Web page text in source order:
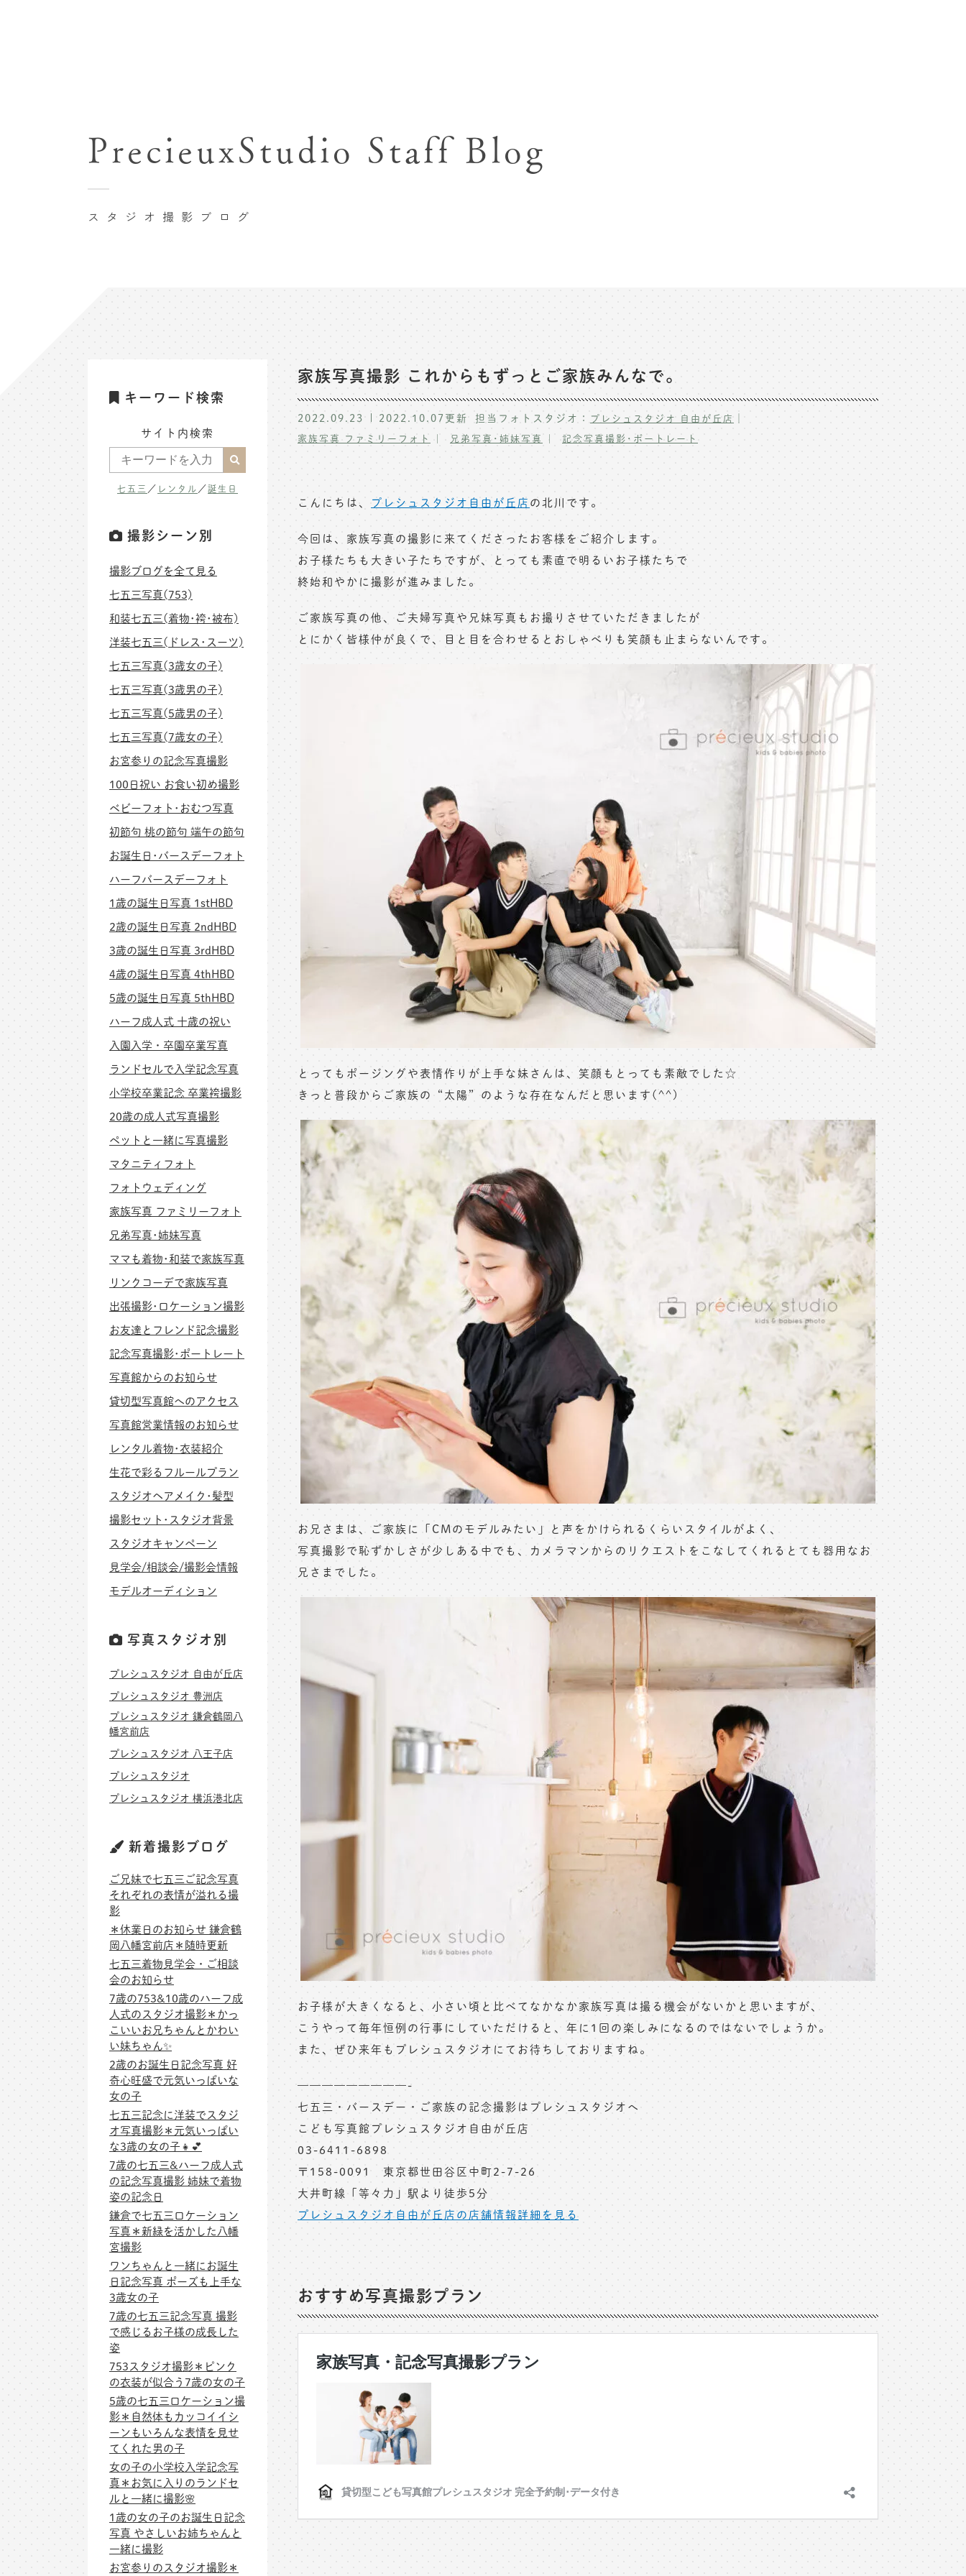
卒業袴･卒業写真撮影
入園入学･卒園卒業記念撮影
ハーフ成人式･10歳の祝い記念撮影
マタニティフォト撮影
自由が丘店
八王子店
横浜港北店 et Fleur
スタジオ撮影ブログ
PrecieuxStudio Staff Blog
家族写真撮影 これからもずっとご家族みんなで。
2022.09.23 2022.10.07 更新 担当フォトスタジオ： プレシュスタジオ 自由が丘店 ｜
家族写真 ファミリーフォト 兄弟写真･姉妹写真 記念写真撮影･ポートレート
こんにちは、 プレシュスタジオ自由が丘店の北川です。
今回は、家族写真の撮影に来てくださったお客様をご紹介します。
お子様たちも大きい子たちですが、とっても素直で明るいお子様たちで
終始和やかに撮影が進みました。
ご家族写真の他、ご夫婦写真や兄妹写真もお撮りさせていただきましたが
とにかく皆様仲が良くで、目と目を合わせるとおしゃべりも笑顔も止まらないんです。
とってもポージングや表情作りが上手な妹さんは、笑顔もとっても素敵でした☆
きっと普段からご家族の“太陽”のような存在なんだと思います(^^)
お兄さまは、ご家族に「CMのモデルみたい」と声をかけられるくらいスタイルがよく、
写真撮影で恥ずかしさが少しある中でも、カメラマンからのリクエストをこなしてくれるとても器用なお
兄さまでした。
お子様が大きくなると、小さい頃と比べてなかなか家族写真は撮る機会がないかと思いますが、
こうやって毎年恒例の行事にしていただけると、年に1回の楽しみになるのではないでしょうか。
また、ぜひ来年もプレシュスタジオにてお待ちしておりますね。
—————————-
七五三・バースデー・ご家族の記念撮影はプレシュスタジオへ
こども写真館プレシュスタジオ自由が丘店
03-6411-6898
〒158-0091 東京都世田谷区中町2-7-26
大井町線「等々力」駅より徒歩5分
プレシュスタジオ自由が丘店の店舗情報詳細を見る
おすすめ写真撮影プラン
キーワード検索
サイト内検索
七五三 ／ レンタル ／誕生日
撮影シーン別
撮影ブログを全て見る
七五三写真(753)
和装七五三(着物･袴･被布)
洋装七五三(ドレス･スーツ)
七五三写真(3歳女の子)
七五三写真(3歳男の子)
七五三写真(5歳男の子)
七五三写真(7歳女の子)
お宮参りの記念写真撮影
100日祝い お食い初め撮影
ベビーフォト･おむつ写真
初節句 桃の節句 端午の節句
お誕生日･バースデーフォト
ハーフバースデーフォト
1歳の誕生日写真 1stHBD
2歳の誕生日写真 2ndHBD
3歳の誕生日写真 3rdHBD
4歳の誕生日写真 4thHBD
5歳の誕生日写真 5thHBD
ハーフ成人式 十歳の祝い
入園入学・卒園卒業写真
ランドセルで入学記念写真
小学校卒業記念 卒業袴撮影
20歳の成人式写真撮影
ペットと一緒に写真撮影
マタニティフォト
フォトウェディング
家族写真 ファミリーフォト
兄弟写真･姉妹写真
ママも着物･和装で家族写真
リンクコーデで家族写真
出張撮影･ロケーション撮影
お友達とフレンド記念撮影
記念写真撮影･ポートレート
写真館からのお知らせ
貸切型写真館へのアクセス
写真館営業情報のお知らせ
レンタル着物･衣装紹介
生花で彩るフルールプラン
スタジオヘアメイク･髪型
撮影セット･スタジオ背景
スタジオキャンペーン
見学会/相談会/撮影会情報
モデルオーディション
写真スタジオ別
プレシュスタジオ 自由が丘店
プレシュスタジオ 豊洲店
プレシュスタジオ 鎌倉鶴岡八
幡宮前店
プレシュスタジオ 八王子店
プレシュスタジオ
プレシュスタジオ 横浜港北店
新着撮影ブログ
ご兄妹で七五三ご記念写真
それぞれの表情が溢れる撮
影
＊休業日のお知らせ 鎌倉鶴
岡八幡宮前店＊随時更新
七五三着物見学会・ご相談
会のお知らせ
7歳の753&10歳のハーフ成
人式のスタジオ撮影＊かっ
こいいお兄ちゃんとかわい
い妹ちゃん✨
2歳のお誕生日記念写真 好
奇心旺盛で元気いっぱいな
女の子
七五三記念に洋装でスタジ
オ写真撮影＊元気いっぱい
な3歳の女の子👧💕
7歳の七五三&ハーフ成人式
の記念写真撮影 姉妹で着物
姿の記念日
鎌倉で七五三ロケーション
写真＊新緑を活かした八幡
宮撮影
ワンちゃんと一緒にお誕生
日記念写真 ポーズも上手な
3歳女の子
7歳の七五三記念写真 撮影
で感じるお子様の成長した
姿
753スタジオ撮影＊ピンク
の衣装が似合う7歳の女の子
5歳の七五三ロケーション撮
影＊自然体もカッコイイシ
ーンもいろんな表情を見せ
てくれた男の子
女の子の小学校入学記念写
真＊お気に入りのランドセ
ルと一緒に撮影🌸
1歳の女の子のお誕生日記念
写真 やさしいお姉ちゃんと
一緒に撮影
お宮参りのスタジオ撮影＊